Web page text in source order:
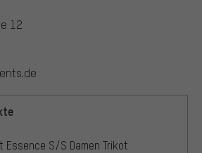
12
Essence S/S Damen Trikot